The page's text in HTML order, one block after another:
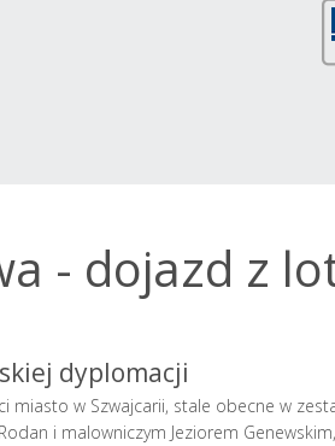
- dojazd z
dyplomacji
miasto w Szwajcarii, stale obecne w
i malowniczym Jeziorem